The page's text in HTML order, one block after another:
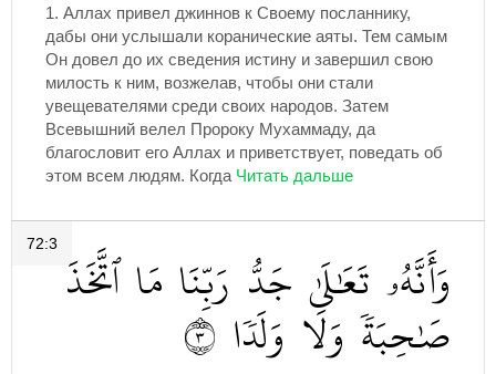
1. Аллах привел джиннов к Своему посланнику,
дабы они услышали коранические аяты. Тем самым
Он довел до их сведения истину и завершил свою
милость к ним, возжелав, чтобы они стали
увещевателями среди своих народов. Затем
Всевышний велел Пророку Мухаммаду, да
благословит его Аллах и приветствует, поведать об
этом всем людям. Когда
72:3 وَأَنَّهُۥ تَعَٰلَىٰ جَدُّ رَبِّنَا مَا ٱتَّخَذَ
صَٰحِبَةٗ وَلَا وَلَدٗا ٣